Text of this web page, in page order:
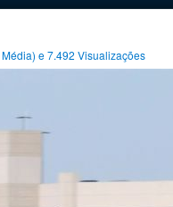
Média) e7.492 Visualizações